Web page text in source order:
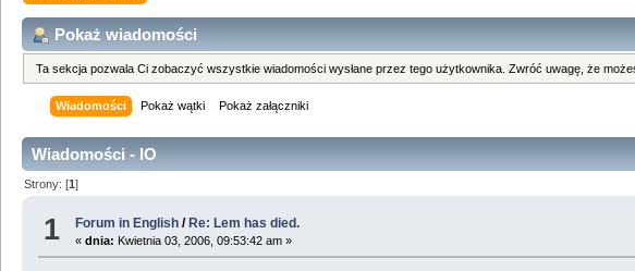
Pokaż wiadomości
Ta sekcja pozwala Ci zobaczyć wszystkie wiadomości wysłane przez tego użytkownika. Zwróć uwagę, że
Wiadomości Pokaż wątki Pokaż załączniki
Wiadomości - IO
Strony: [1]
1 Forum in English / Re: Lem has died.
«dnia: Kwietnia 03, 2006, 09:53:42 am »